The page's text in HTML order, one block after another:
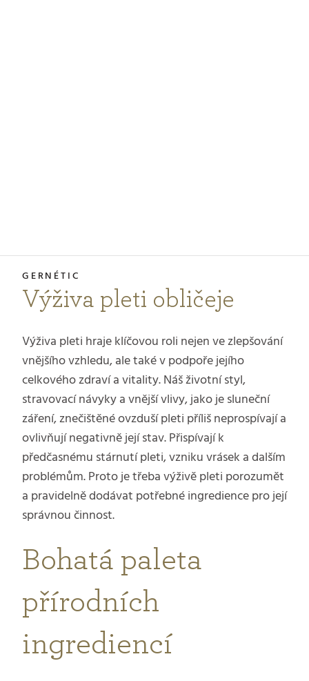
Výživa pleti obličeje
Výživa pleti hraje klíčovou roli nejen ve zlepšování
vnějšího vzhledu, ale také v podpoře jejího
celkového zdraví a vitality. Náš životní styl,
stravovací návyky a vnější vlivy, jako je sluneční
záření, znečištěné ovzduší pleti příliš neprospívají a
ovlivňují negativně její stav. Přispívají k
předčasnému stárnutí pleti, vzniku vrásek a dalším
problémům. Proto je třeba výživě pleti porozumět
a pravidelně dodávat potřebné ingredience pro její
správnou činnost.
Bohatá paleta
přírodních
ingrediencí